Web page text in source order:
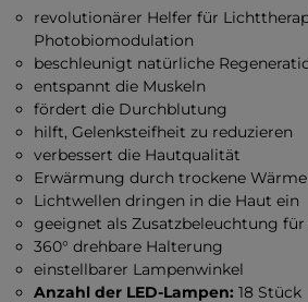
revolutionärer Helfer für
Photobiomodulation
beschleunigt natürliche
entspannt die Muskeln
fördert die Durchblutung
hilft, Gelenksteifheit zu reduzieren
verbessert die Hautqualität
Erwärmung durch trockene Wärme
Lichtwellen dringen in die Haut ein
geeignet als Zusatzbeleuchtung für
360° drehbare Halterung
einstellbarer Lampenwinkel
Anzahl der LED-Lampen:18 Stück